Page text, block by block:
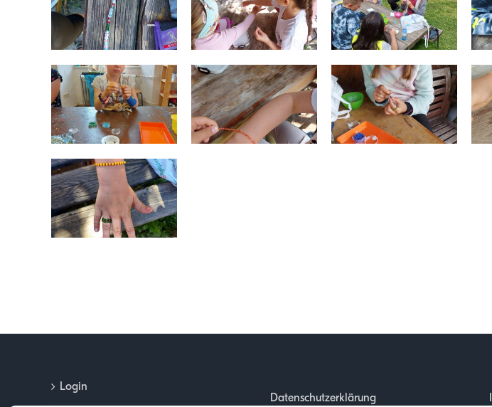
Login
Datenschutzerklärung